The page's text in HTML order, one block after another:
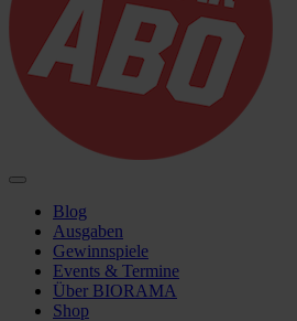
Blog
Ausgaben
Gewinnspiele
Events & Termine
Über BIORAMA
Shop